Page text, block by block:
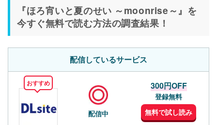
『ほろ宵いと夏のせい ～moonrise～』を
今すぐ無料で読む方法の調査結果！
配信しているサービス
おすすめ
配信中
300円OFF
登録無料
無料で試し読み